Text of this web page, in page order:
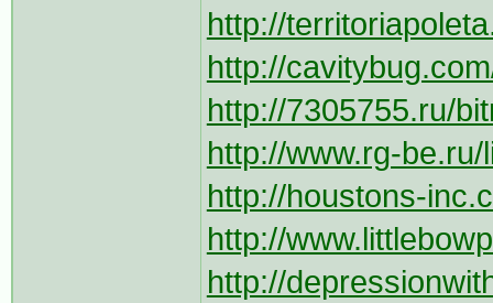
http://
http://
http://7305755.ru/
http://www.rg-
http://houstons-
http://
http://